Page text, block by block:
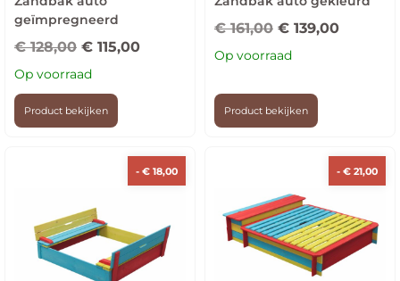
geïmpregneerd
€128,00 € 115,00
Op voorraad
Product bekijken
€161,00 € 139,00
Op voorraad
Product bekijken
-€ 18,00 -€ 21,00